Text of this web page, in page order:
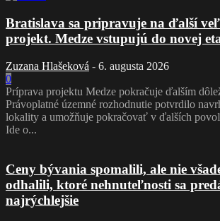
Bratislava sa pripravuje na ďalší
projekt. Medze vstupujú do novej
Zuzana Hlašeková - 6. augusta 2026
0
Príprava projektu Medze pokračuje ďalším
Právoplatné územné rozhodnutie potvrdilo
lokality a umožňuje pokračovať v ďalších
Ide o...
Ceny bývania spomalili, ale nie
odhalili, ktoré nehnuteľnosti sa
najrýchlejšie